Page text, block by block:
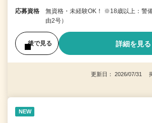
応募資格
無資格・未経験OK！ ※18歳以上：警
由2号）
後で見る 詳細を見る
更新日： 2026/07/31
NEW